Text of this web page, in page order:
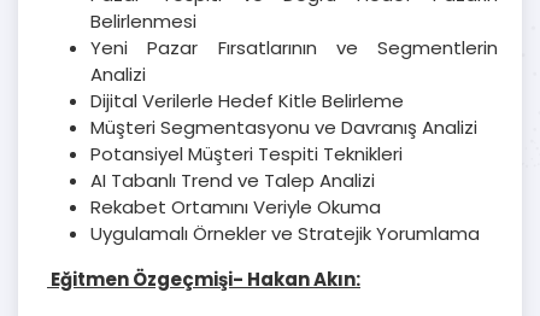
Belirlenmesi
Yeni Pazar Fırsatlarının ve Segmentlerin
Analizi
Dijital Verilerle Hedef Kitle Belirleme
Müşteri Segmentasyonu ve Davranış Analizi
Potansiyel Müşteri Tespiti Teknikleri
AI Tabanlı Trend ve Talep Analizi
Rekabet Ortamını Veriyle Okuma
Uygulamalı Örnekler ve Stratejik Yorumlama
Eğitmen Özgeçmişi- Hakan Akın: